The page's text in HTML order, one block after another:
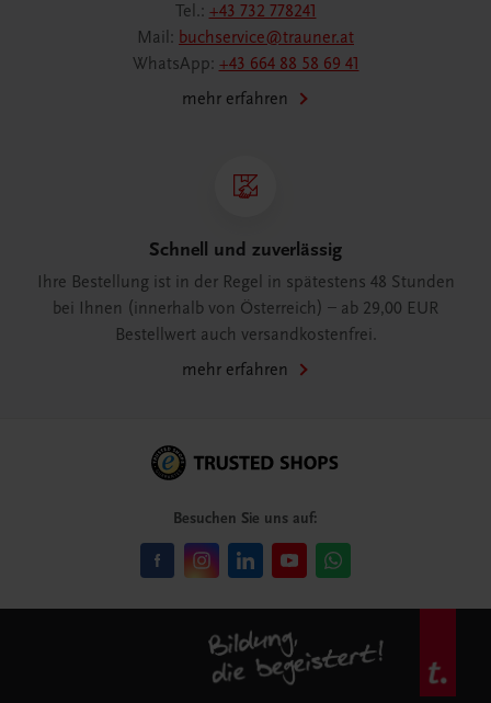
Tel.: +43 732 778241
Mail: buchservice@trauner.at
WhatsApp: +43 664 88 58 69 41
mehr erfahren
Schnell und zuverlässig
Ihre Bestellung ist in der Regel in spätestens 48 Stunden
bei Ihnen (innerhalb von Österreich) – ab 29,00 EUR
Bestellwert auch versandkostenfrei.
mehr erfahren
Besuchen Sie uns auf: